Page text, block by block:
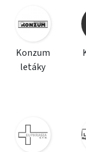
Konzum
letáky